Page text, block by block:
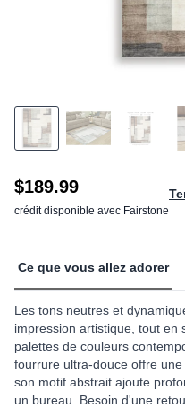
$189.99
crédit disponible avec Fairstone
Ce que vous allez adorer
Les tons neutres et
impression artistique, tout en
palettes de couleurs
fourrure ultra-douce offre
son motif abstrait ajoute
un bureau. Besoin d'une